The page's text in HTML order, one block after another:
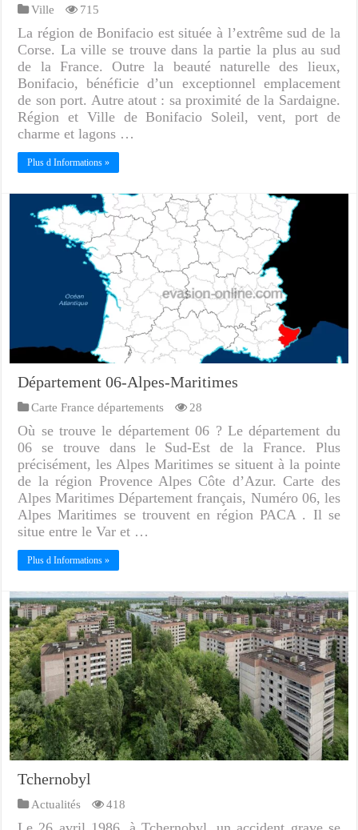
Ville 715
La région de Bonifacio est située à l’extrême sud de la
Corse. La ville se trouve dans la partie la plus au sud
de la France. Outre la beauté naturelle des lieux,
Bonifacio, bénéficie d’un exceptionnel emplacement
de son port. Autre atout : sa proximité de la Sardaigne.
Région et Ville de Bonifacio Soleil, vent, port de
charme et lagons …
Plus d Informations »
Département 06-Alpes-Maritimes
Carte France départements 28
Où se trouve le département 06 ? Le département du
06 se trouve dans le Sud-Est de la France. Plus
précisément, les Alpes Maritimes se situent à la pointe
de la région Provence Alpes Côte d’Azur. Carte des
Alpes Maritimes Département français, Numéro 06, les
Alpes Maritimes se trouvent en région PACA . Il se
situe entre le Var et …
Plus d Informations »
Tchernobyl
Actualités 418